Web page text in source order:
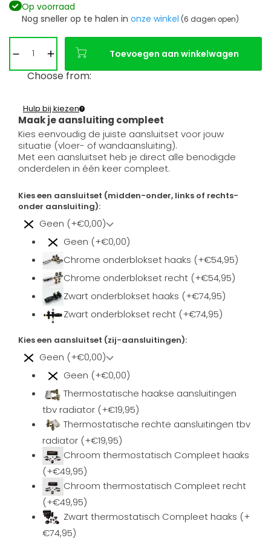
Op voorraad
Nog sneller op te halen in onze winkel (6 dagen open)
Toevoegen aan winkelwagen
Choose from:
Maak je aansluiting compleet
Hulp bij kiezen
Kies eenvoudig de juiste aansluitset voor jouw
situatie (vloer- of wandaansluiting).
Met een aansluitset heb je direct alle benodigde
onderdelen in één keer compleet.
Kies een aansluitset (midden-onder, links of rechts-
onder aansluiting):
Geen (+€0,00)
Geen (+€0,00)
Chrome onderblokset haaks (+€54,95)
Chrome onderblokset recht (+€54,95)
Zwart onderblokset haaks (+€74,95)
Zwart onderblokset recht (+€74,95)
Kies een aansluitset (zij-aansluitingen):
Geen (+€0,00)
Geen (+€0,00)
Thermostatische haakse aansluitingen
tbv radiator (+€19,95)
Thermostatische rechte aansluitingen tbv
radiator (+€19,95)
Chroom thermostatisch Compleet haaks
(+€49,95)
Chroom thermostatisch Compleet recht
(+€49,95)
Zwart thermostatisch Compleet haaks (+
€74,95)